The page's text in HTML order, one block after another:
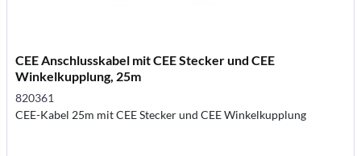
CEE Anschlusskabel mit CEE Stecker und CEE
Winkelkupplung, 25m
820361
CEE-Kabel 25m mit CEE Stecker und CEE Winkelkupplung